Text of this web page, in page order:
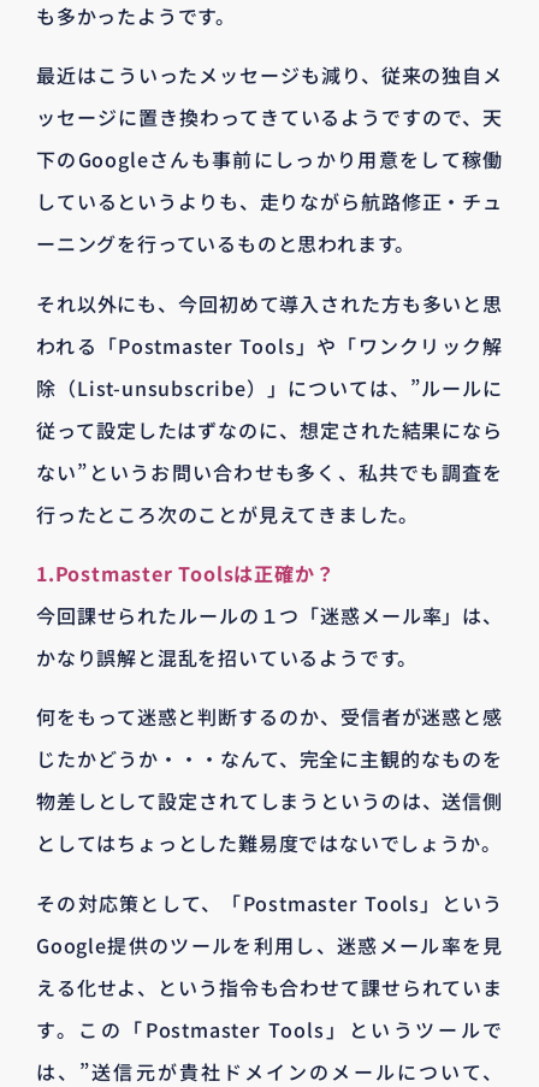
も多かったようです。
最近はこういったメッセージも減り、従来の独自メ
ッセージに置き換わってきているようですので、天
下のGoogleさんも事前にしっかり用意をして稼働
しているというよりも、走りながら航路修正・チュ
ーニングを行っているものと思われます。
それ以外にも、今回初めて導入された方も多いと思
われる「Postmaster Tools」や「ワンクリック解
除（List-unsubscribe）」については、”ルールに
従って設定したはずなのに、想定された結果になら
ない”というお問い合わせも多く、私共でも調査を
行ったところ次のことが見えてきました。
1.Postmaster Toolsは正確か？
今回課せられたルールの１つ「迷惑メール率」は、
かなり誤解と混乱を招いているようです。
何をもって迷惑と判断するのか、受信者が迷惑と感
じたかどうか・・・なんて、完全に主観的なものを
物差しとして設定されてしまうというのは、送信側
としてはちょっとした難易度ではないでしょうか。
その対応策として、「Postmaster Tools」という
Google提供のツールを利用し、迷惑メール率を見
える化せよ、という指令も合わせて課せられていま
す。この「Postmaster Tools」というツールで
は、”送信元が貴社ドメインのメールについて、